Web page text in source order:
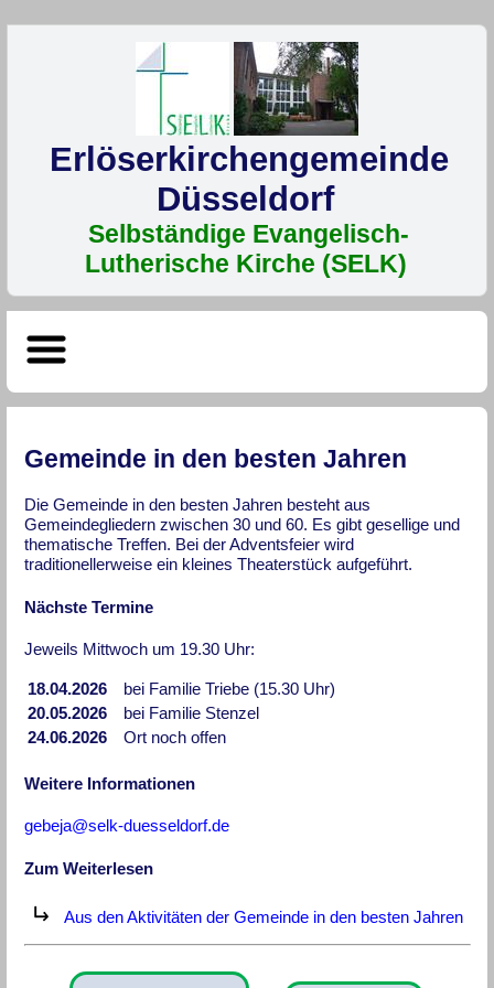
Erlöser­kirchen­gemeinde
Düssel­dorf
Selbständige Evangelisch-
Lutherische Kirche (SELK)
Gemeinde in den besten Jahren
Die Gemeinde in den besten Jahren besteht aus
Gemeindegliedern zwischen 30 und 60. Es gibt gesellige und
thematische Treffen. Bei der Adventsfeier wird
traditionellerweise ein kleines Theaterstück aufgeführt.
Nächste Termine
Jeweils Mittwoch um 19.30 Uhr:
18.04.2026
bei Familie Triebe (15.30 Uhr)
20.05.2026
bei Familie Stenzel
24.06.2026
Ort noch offen
Weitere Informationen
gebeja@selk-duesseldorf.de
Zum Weiterlesen
Aus den Aktivitäten der Gemeinde in den besten Jahren